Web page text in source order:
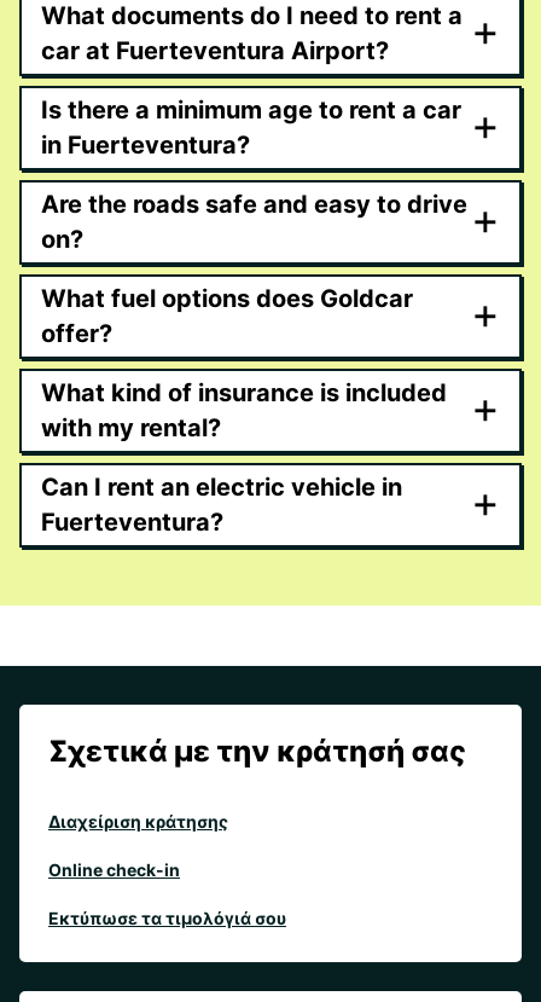
What documents do I need to rent a
car at Fuerteventura Airport?
+
Is there a minimum age to rent a car
in Fuerteventura?
+
Are the roads safe and easy to drive
on?
+
What fuel options does Goldcar
offer?
+
What kind of insurance is included
with my rental?
+
Can I rent an electric vehicle in
Fuerteventura?
+
Σχετικά με την κράτησή σας
Διαχείριση κράτησης
Online check-in
Εκτύπωσε τα τιμολόγιά σου